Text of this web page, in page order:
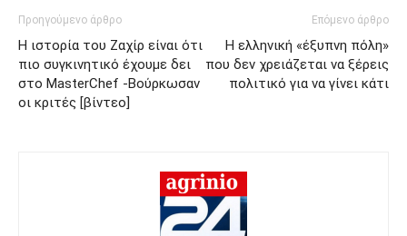
Προηγούμενο άρθρο
Η ιστορία του Ζαχίρ είναι ότι
πιο συγκινητικό έχουμε δει
στο MasterChef -Bούρκωσαν
οι κριτές [βίντεο]
Επόμενο άρθρο
Η ελληνική «έξυπνη πόλη»
που δεν χρειάζεται να ξέρεις
πολιτικό για να γίνει κάτι